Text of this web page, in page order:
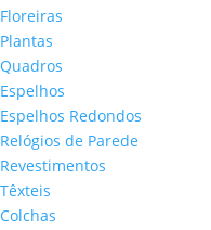
Floreiras
Plantas
Quadros
Espelhos
Espelhos Redondos
Relógios de Parede
Revestimentos
Têxteis
Colchas